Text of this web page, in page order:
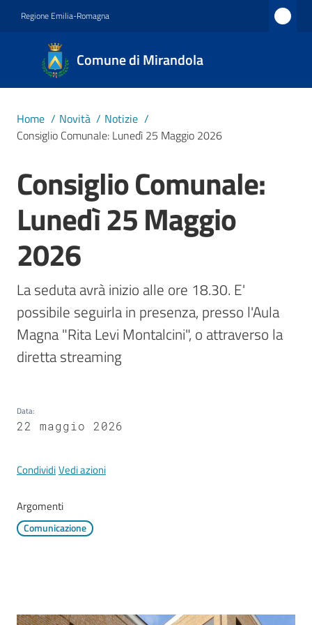
Regione Emilia-Romagna
Comune di Mirandola
Comune
di
Mirandola
1597
Amministrazione
Novità
Servizi
Vivere
Mirandola
a
L
a
R
Home / Novità / Notizie /
Consiglio Comunale: Lunedì 25 Maggio 2026
Salta al contenuto
Consiglio Comunale:
Lunedì 25 Maggio
2026
La seduta avrà inizio alle ore 18.30. E'
possibile seguirla in presenza, presso l'Aula
Magna "Rita Levi Montalcini", o attraverso la
diretta streaming
Data:
22 maggio 2026
CondividiVedi azioni
Argomenti
Comunicazione